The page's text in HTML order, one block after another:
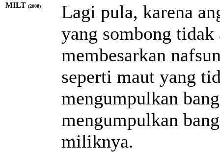
MILT (2008)
Lagi pula, karena
yang sombong tidak
membesarkan
seperti maut yang
mengumpulkan
mengumpulkan
miliknya.